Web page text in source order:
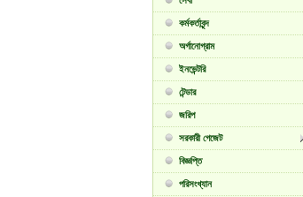
কর্মকর্তাবৃন্দ
অর্গানোগ্রাম
ইনভেন্টরি
টেন্ডার
জরিপ
সরকারী গেজেট
বিজ্ঞপ্তি
পরিসংখ্যান